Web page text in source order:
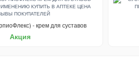
- крем для суставов
Акция